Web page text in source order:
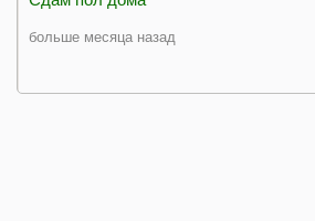
больше месяца назад